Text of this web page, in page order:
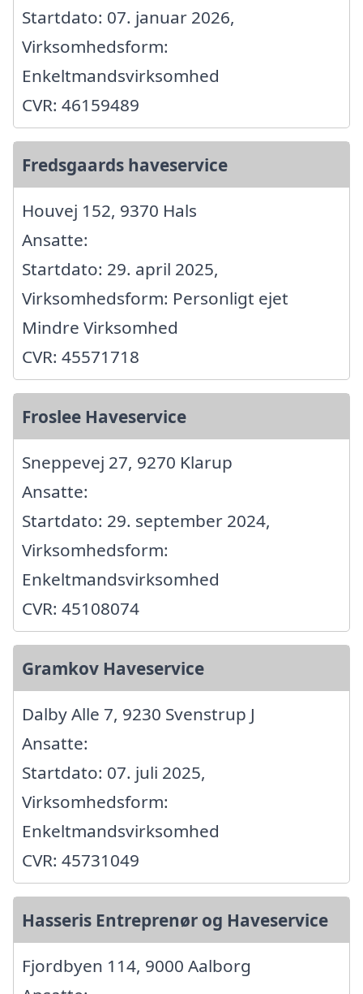
Startdato: 07. januar 2026,
Virksomhedsform:
Enkeltmandsvirksomhed
CVR: 46159489
Fredsgaards haveservice
Houvej 152, 9370 Hals
Ansatte:
Startdato: 29. april 2025,
Virksomhedsform: Personligt ejet
Mindre Virksomhed
CVR: 45571718
Froslee Haveservice
Sneppevej 27, 9270 Klarup
Ansatte:
Startdato: 29. september 2024,
Virksomhedsform:
Enkeltmandsvirksomhed
CVR: 45108074
Gramkov Haveservice
Dalby Alle 7, 9230 Svenstrup J
Ansatte:
Startdato: 07. juli 2025,
Virksomhedsform:
Enkeltmandsvirksomhed
CVR: 45731049
Hasseris Entreprenør og Haveservice
Fjordbyen 114, 9000 Aalborg